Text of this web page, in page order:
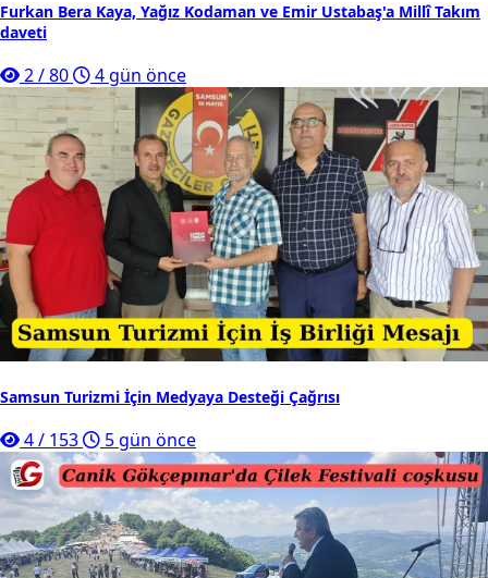
Furkan Bera Kaya, Yağız Kodaman ve Emir Ustabaş'a Millî Takım
daveti
2/80 4 gün önce
Samsun Turizmi İçin Medyaya Desteği Çağrısı
4/ 153 5 gün önce